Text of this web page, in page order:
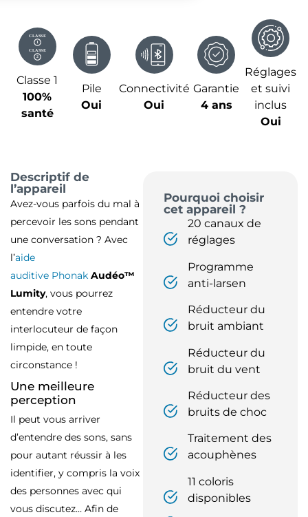
Classe 1
100%
santé
Pile
Oui
Connectivité
Oui
Garantie
4 ans
Réglages
et suivi
inclus
Oui
Descriptif de
l’appareil
Avez-vous parfois du mal à
percevoir les sons pendant
une conversation ? Avec
l’aide
auditive Phonak Audéo™
Lumity, vous pourrez
entendre votre
interlocuteur de façon
limpide, en toute
circonstance !
Une meilleure
perception
Il peut vous arriver
d’entendre des sons, sans
pour autant réussir à les
identifier, y compris la voix
des personnes avec qui
vous discutez… Afin de
Pourquoi choisir
cet appareil ?
20 canaux de
réglages
Programme
anti-larsen
Réducteur du
bruit ambiant
Réducteur du
bruit du vent
Réducteur des
bruits de choc
Traitement des
acouphènes
11 coloris
disponibles